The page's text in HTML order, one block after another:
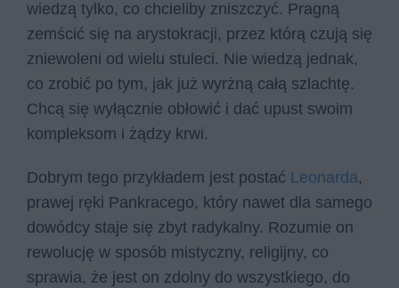
wiedzą tylko, co chcieliby zniszczyć. Pragną
zemścić się na arystokracji, przez którą czują się
zniewoleni od wielu stuleci. Nie wiedzą jednak,
co zrobić po tym, jak już wyrżną całą szlachtę.
Chcą się wyłącznie obłowić i dać upust swoim
kompleksom i żądzy krwi.
Dobrym tego przykładem jest postać Leonarda,
prawej ręki Pankracego, który nawet dla samego
dowódcy staje się zbyt radykalny. Rozumie on
rewolucję w sposób mistyczny, religijny, co
sprawia, że jest on zdolny do wszystkiego, do